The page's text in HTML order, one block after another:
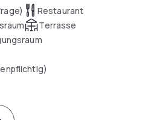
Restaurant
Terrasse